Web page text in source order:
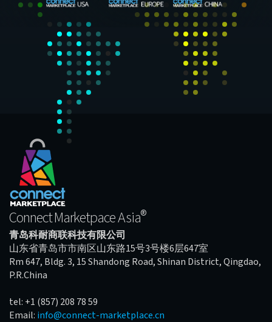
Connect Marketpace Asia®
青岛科耐商联科技有限公司
山东省青岛市市南区山东路15号3号楼6层647室
Rm 647, Bldg. 3, 15 Shandong Road, Shinan District, Qingdao,
P.R.China
tel: +1 (857) 208 78 59
Email: info@connect-marketplace.cn